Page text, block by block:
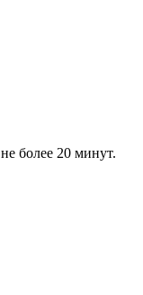
более 20 минут.